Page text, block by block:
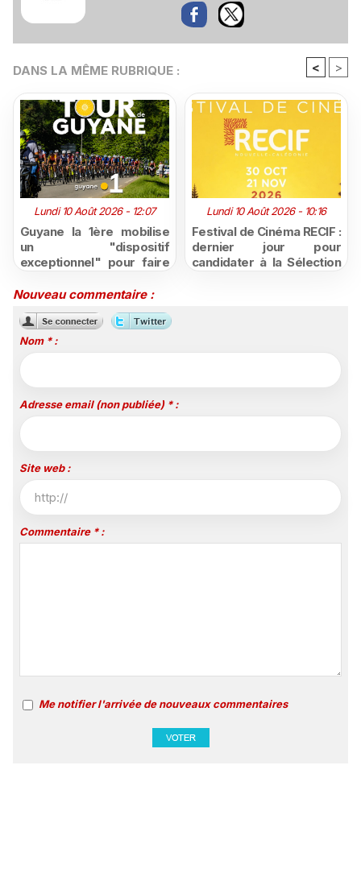
DANS LA MÊME RUBRIQUE : < >
Lundi 10 Août 2026 - 12:07
Guyane la 1ère mobilise
un "dispositif
exceptionnel" pour faire
2026
Lundi 10 Août 2026 - 10:16
Festival de Cinéma RECIF :
dernier jour pour
candidater à la Sélection
Nouveau commentaire :
Nom * :
Adresse email (non publiée) * :
Site web :
Commentaire * :
Me notifier l'arrivée de nouveaux commentaires